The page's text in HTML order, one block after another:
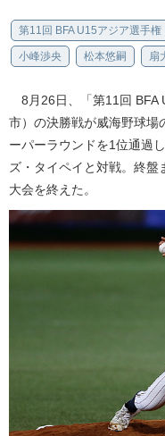
第11回 BFA U15アジア選手権
小峰渉央 松本悠嗣 扇
8月26日、「第11回 BFA
市）の決勝戦が威海野球場
ーパーラウンドを1位通過
ズ・タイペイと対戦。終
大会を終えた。